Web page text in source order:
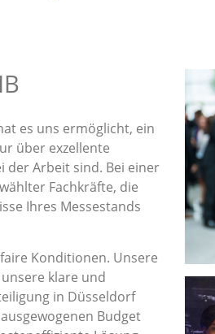
es uns ermöglicht, ein
über exzellente
der Arbeit sind. Bei einer
Fachkräfte, die
Ihres Messestands
Konditionen. Unsere
klare und
in Düsseldorf
Budget